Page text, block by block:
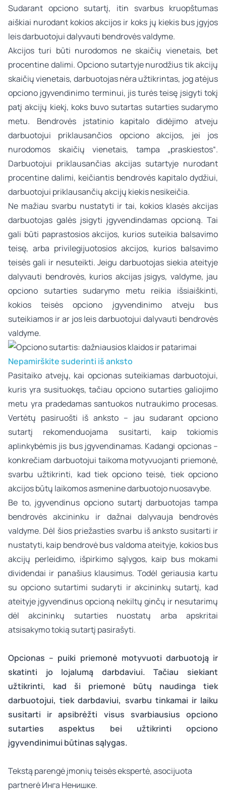
Sudarant opciono sutartį, itin svarbus kruopštumas
aiškiai nurodant kokios akcijos ir koks jų kiekis bus įgyjos
leis darbuotojui dalyvauti bendrovės valdyme.
Akcijos turi būti nurodomos ne skaičių vienetais, bet
procentine dalimi. Opciono sutartyje nurodžius tik akcijų
skaičių vienetais, darbuotojas nėra užtikrintas, jog atėjus
opciono įgyvendinimo terminui, jis turės teisę įsigyti tokį
patį akcijų kiekį, koks buvo sutartas sutarties sudarymo
metu. Bendrovės įstatinio kapitalo didėjimo atveju
darbuotojui priklausančios opciono akcijos, jei jos
nurodomos skaičių vienetais, tampa „praskiestos“.
Darbuotojui priklausančias akcijas sutartyje nurodant
procentine dalimi, keičiantis bendrovės kapitalo dydžiui,
darbuotojui priklausančių akcijų kiekis nesikeičia.
Ne mažiau svarbu nustatyti ir tai, kokios klasės akcijas
darbuotojas galės įsigyti įgyvendindamas opcioną. Tai
gali būti paprastosios akcijos, kurios suteikia balsavimo
teisę, arba privilegijuotosios akcijos, kurios balsavimo
teisės gali ir nesuteikti. Jeigu darbuotojas siekia ateityje
dalyvauti bendrovės, kurios akcijas įsigys, valdyme, jau
opciono sutarties sudarymo metu reikia išsiaiškinti,
kokios teisės opciono įgyvendinimo atveju bus
suteikiamos ir ar jos leis darbuotojui dalyvauti bendrovės
valdyme.
Nepamirškite suderinti iš anksto
Pasitaiko atvejų, kai opcionas suteikiamas darbuotojui,
kuris yra susituokęs, tačiau opciono sutarties galiojimo
metu yra pradedamas santuokos nutraukimo procesas.
Vertėtų pasiruošti iš anksto – jau sudarant opciono
sutartį rekomenduojama susitarti, kaip tokiomis
aplinkybėmis jis bus įgyvendinamas. Kadangi opcionas –
konkrečiam darbuotojui taikoma motyvuojanti priemonė,
svarbu užtikrinti, kad tiek opciono teisė, tiek opciono
akcijos būtų laikomos asmenine darbuotojo nuosavybe.
Be to, įgyvendinus opciono sutartį darbuotojas tampa
bendrovės akcininku ir dažnai dalyvauja bendrovės
valdyme. Dėl šios priežasties svarbu iš anksto susitarti ir
nustatyti, kaip bendrovė bus valdoma ateityje, kokios bus
akcijų perleidimo, išpirkimo sąlygos, kaip bus mokami
dividendai ir panašius klausimus. Todėl geriausia kartu
su opciono sutartimi sudaryti ir akcininkų sutartį, kad
ateityje įgyvendinus opcioną nekiltų ginčų ir nesutarimų
dėl akcininkų sutarties nuostatų arba apskritai
atsisakymo tokią sutartį pasirašyti.
Opcionas – puiki priemonė motyvuoti darbuotoją ir
skatinti jo lojalumą darbdaviui. Tačiau siekiant
užtikrinti, kad ši priemonė būtų naudinga tiek
darbuotojui, tiek darbdaviui, svarbu tinkamai ir laiku
susitarti ir apsibrėžti visus svarbiausius opciono
sutarties aspektus bei užtikrinti opciono
įgyvendinimui būtinas sąlygas.
Tekstą parengėįmonių teisėsekspertė, asocijuota
partnerėИнга Ненишке.